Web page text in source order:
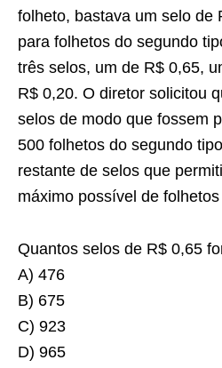
folheto, bastava um selo de
para folhetos do segundo
três selos, um de R$ 0,65,
R$ 0,20. O diretor solicitou
selos de modo que fossem
500 folhetos do segundo
restante de selos que
máximo possível de
Quantos selos de R$ 0,65
A) 476
B) 675
C) 923
D) 965